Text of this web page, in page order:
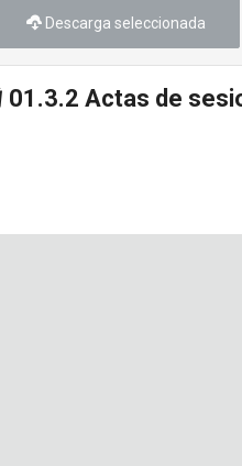
Descarga seleccionada
Carpeta
01.3.2 Actas de